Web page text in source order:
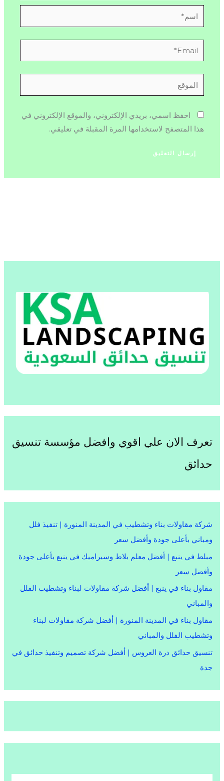
اسم*
Email*
الموقع
احفظ اسمي، بريدي الإلكتروني، والموقع الإلكتروني في
هذا المتصفح لاستخدامها المرة المقبلة في تعليقي.
تعرف الان علي اقوي وافضل مؤسسة تنسيق
حدائق
شركة مقاولات بناء وتشطيب في المدينة المنورة | تنفيذ فلل
ومباني بأعلى جودة وأفضل سعر
مبلط في ينبع | أفضل معلم بلاط وسيراميك في ينبع بأعلى جودة
وأفضل سعر
مقاول بناء في ينبع | أفضل شركة مقاولات لبناء وتشطيب الفلل
والمباني
مقاول بناء في المدينة المنورة | أفضل شركة مقاولات لبناء
وتشطيب الفلل والمباني
تنسيق حدائق درة العروس | أفضل شركة تصميم وتنفيذ حدائق في
جدة